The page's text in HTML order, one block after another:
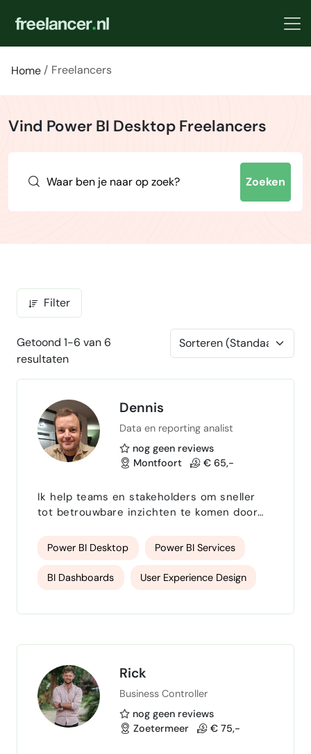
Home Freelancers
Vind Power BI Desktop Freelancers
Zoeken
Filter
Getoond 1-6 van 6
resultaten
Dennis
Data en reporting analist
nog geen reviews
Montfoort
€ 65,-
Ik help teams en stakeholders om sneller
tot betrouwbare inzichten te komen door
leesvriendelijker en beter afgestemd op
besluitvorming en doelgroep in te richten.
Dit doe ik via compacte, afgebakende
producten die snel inzicht geven in
aanbevelingen opleveren. Mijn
analyse, re…
Power BI Desktop Power BI Services
BI Dashboards User Experience Design
Rick
Business Controller
nog geen reviews
Zoetermeer
€ 75,-